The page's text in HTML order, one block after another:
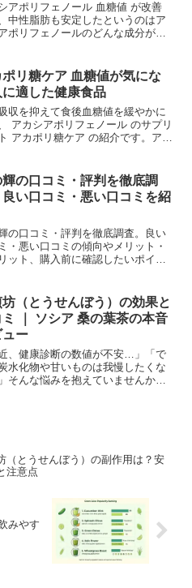
アポリフェノール 血糖値 が改善
中性脂肪も安定したというのはア
ポリフェノールのどんな成分がど
能性成分の一つで、特に血糖値対
心のある方々か...
ポリ糖ケア 血糖値が気にな
に適した健康食品
収を抑えて食後血糖値を緩やかに
アカシアポリフェノール のサプリ
アカポリ糖ケア の紹介です。アカ
が、この優れた抗酸化力をもつポ
ノールが...
の口コミ・評判を徹底調
い口コミ・悪い口コミを紹
の口コミ・評判を徹底調査。良い
・悪い口コミの傾向やメリット・
ット、購入前に確認したいポイン
（とうせんぼう）の効果と
ミ ｜ ソシア 桑の葉茶の本音
ュー
近、健康診断の数値が不安…」「で
水化物や甘いものは我慢したくな
そんな悩みを抱えていませんか？
（とうせんぼう）の副作用は？安
注意点
みやす